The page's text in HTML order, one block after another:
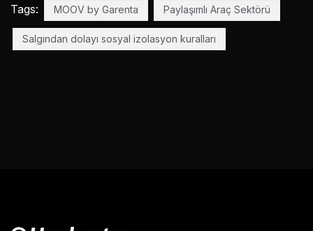
Tags: MOOV by Garenta Paylaşımlı Araç Sektörü
Salgından dolayı sosyal izolasyon kuralları